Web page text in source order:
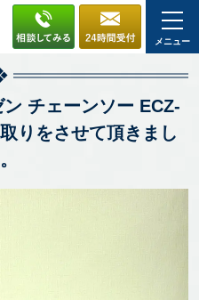
メニュー
チェーンソー ECZ-
りをさせて頂きまし